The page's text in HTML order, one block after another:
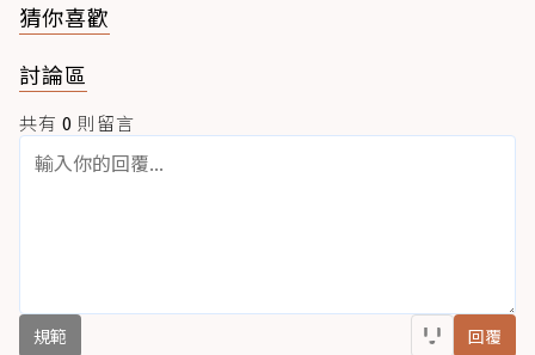
猜你喜歡
討論區
共有 0 則留言
規範 回覆